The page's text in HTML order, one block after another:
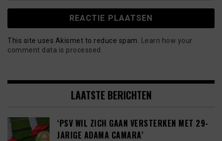
This site uses Akismet to reduce spam.
Learn how your
comment data is processed.
LAATSTE BERICHTEN
‘PSV WIL ZICH GAAN VERSTERKEN MET 29-
JARIGE ADAMA CAMARA’